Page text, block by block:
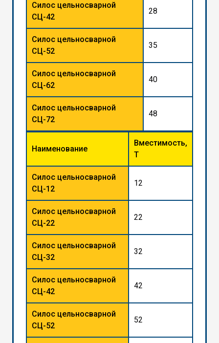
Силос цельносварной
СЦ-42
28
Силос цельносварной
СЦ-52
35
Силос цельносварной
СЦ-62
40
Силос цельносварной
СЦ-72
48
Наименование
Вместимость,
Т
Силос цельносварной
СЦ-12
12
Силос цельносварной
СЦ-22
22
Силос цельносварной
СЦ-32
32
Силос цельносварной
СЦ-42
42
Силос цельносварной
СЦ-52
52